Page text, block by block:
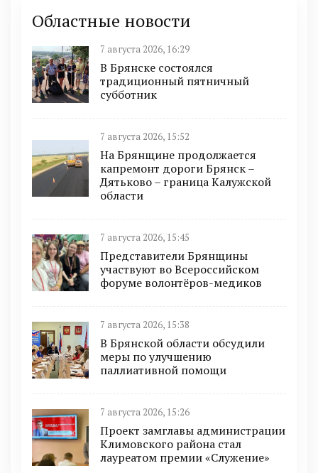
Областные новости
7 августа 2026, 16:29
В Брянске состоялся
традиционный пятничный
субботник
7 августа 2026, 15:52
На Брянщине продолжается
капремонт дороги Брянск –
Дятьково – граница Калужской
области
7 августа 2026, 15:45
Представители Брянщины
участвуют во Всероссийском
форуме волонтёров-медиков
7 августа 2026, 15:38
В Брянской области обсудили
меры по улучшению
паллиативной помощи
7 августа 2026, 15:26
Проект замглавы администрации
Климовского района стал
лауреатом премии «Служение»